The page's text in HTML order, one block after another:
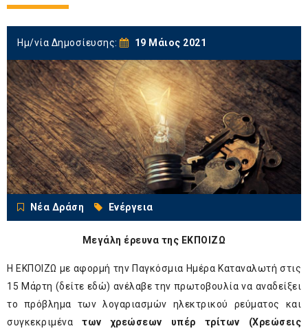
Ημ/νία Δημοσίευσης: 19 Μάιος 2021
Νέα Δράση Ενέργεια
Μεγάλη έρευνα της ΕΚΠΟΙΖΩ
Η ΕΚΠΟΙΖΩ με αφορμή την Παγκόσμια Ημέρα Καταναλωτή στις
15 Μάρτη (δείτε εδώ) ανέλαβε την πρωτοβουλία να αναδείξει
το πρόβλημα των λογαριασμών ηλεκτρικού ρεύματος και
συγκεκριμένα τωνχρεώσεων υπέρ τρίτων (Χρεώσεις